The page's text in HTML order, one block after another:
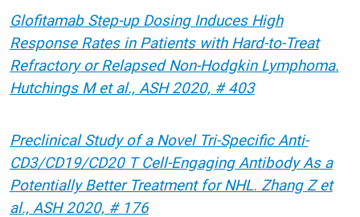
Glofitamab Step-up Dosing Induces High
Response Rates in Patients with Hard-to-Treat
Refractory or Relapsed Non-Hodgkin Lymphoma.
Hutchings M et al., ASH 2020, # 403
Preclinical Study of a Novel Tri-Specific Anti-
CD3/CD19/CD20 T Cell-Engaging Antibody As a
Potentially Better Treatment for NHL. Zhang Z et
al., ASH 2020, # 176